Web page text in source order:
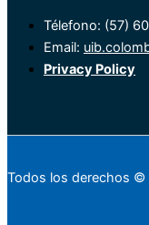
Télefono: (57)
Email:
Privacy Policy
Todos los derechos ©